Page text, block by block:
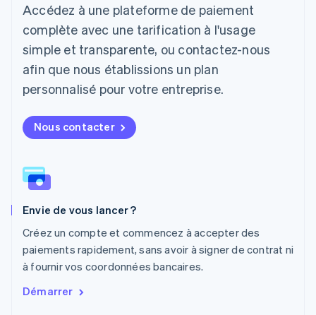
Accédez à une plateforme de paiement
complète avec une tarification à l'usage
simple et transparente, ou contactez-nous
afin que nous établissions un plan
personnalisé pour votre entreprise.
Nous contacter
Envie de vous lancer ?
Créez un compte et commencez à accepter des
paiements rapidement, sans avoir à signer de contrat ni
à fournir vos coordonnées bancaires.
Démarrer
English
Luxembourg
Français Deutsch
Malaisie
English 简体中文
Malte
Mexique
EspañolEnglish
Norvège
Nouvelle-Zélande
English
NederlandsEnglish
Portugal
Português English
R.A.S. de Hong Kong, Chine